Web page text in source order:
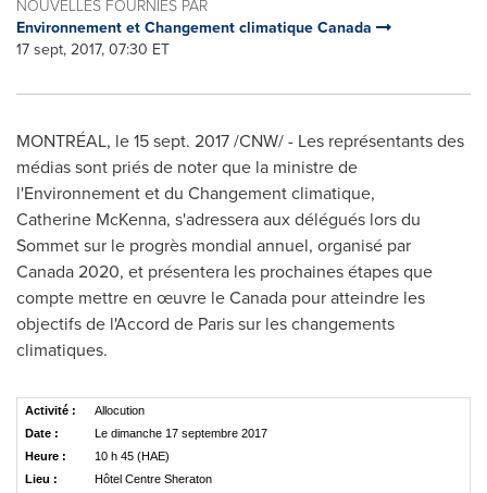
NOUVELLES FOURNIES PAR
Environnement et Changement climatique Canada
17 sept, 2017, 07:30 ET
MONTRÉAL, le 15 sept. 2017 /CNW/ - Les représentants des
médias sont priés de noter que la ministre de
l'Environnement et du Changement climatique,
Catherine McKenna, s'adressera aux délégués lors du
Sommet sur le progrès mondial annuel, organisé par
Canada 2020, et présentera les prochaines étapes que
compte mettre en œuvre leCanada pour atteindre les
objectifs de l'Accord de Parissur les changements
climatiques.
Activité :
Allocution
Date :
Le dimanche 17 septembre 2017
Heure :
10 h 45 (HAE)
Lieu :
Hôtel Centre Sheraton